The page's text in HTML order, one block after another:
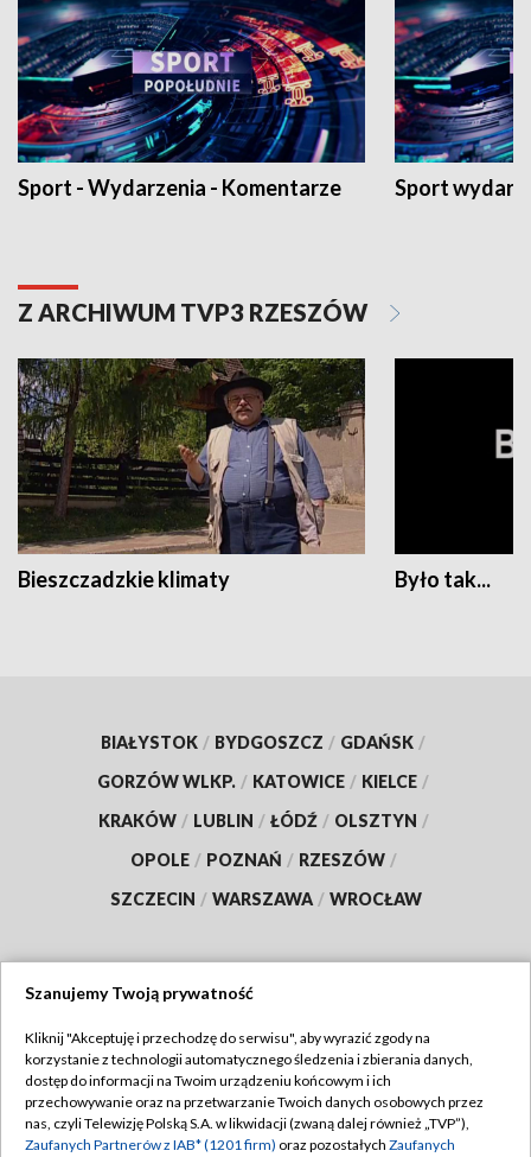
Sport - Wydarzenia - Komentarze Sport
Z ARCHIWUM TVP3 RZESZÓW
Bieszczadzkie klimaty Było tak...
BIAŁYSTOK / BYDGOSZCZ / GDAŃSK /
GORZÓW WLKP. / KATOWICE / KIELCE /
KRAKÓW / LUBLIN / ŁÓDŹ / OLSZTYN /
OPOLE / POZNAŃ / RZESZÓW /
SZCZECIN / WARSZAWA / WROCŁAW
TVP
Abonament TVP
Emisja w TVP
Regulamin TVP
Polityka prywatności
Szanujemy Twoją prywatność
Kliknij "Akceptuję i przechodzę do serwisu", aby wyrazić zgody na
korzystanie z technologii automatycznego śledzenia i zbierania danych,
dostęp do informacji na Twoim urządzeniu końcowym i ich
przechowywanie oraz na przetwarzanie Twoich danych osobowych przez
nas, czyli Telewizję Polską S.A. w likwidacji (zwaną dalej również „TVP”),
Zaufanych Partnerów z IAB* (1201 firm) oraz pozostałych Zaufanych